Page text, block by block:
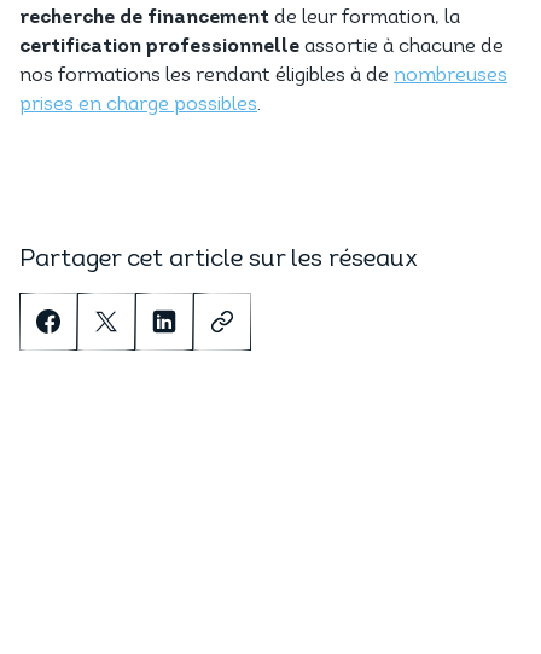
recherche de financement de leur formation, la
certification professionnelle assortie à chacune de
nos formations les rendant éligibles à de nombreuses
prises en charge possibles.
Partager cet article sur les réseaux